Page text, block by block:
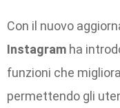
Con il nuovo
Instagram ha
funzioni che
permettendo gli